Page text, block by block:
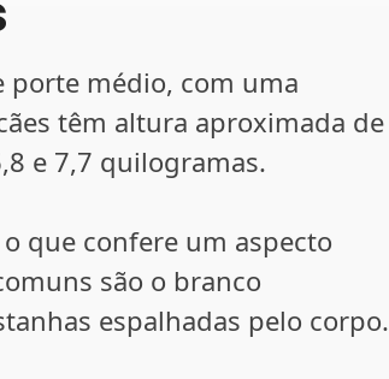
porte médio, com uma
têm altura aproximada de
e 7,7 quilogramas.
que confere um aspecto
são o branco
espalhadas pelo corpo.